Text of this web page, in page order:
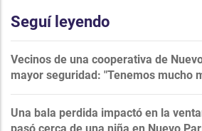
Seguí leyendo
Vecinos de una cooperativa de
mayor seguridad: "Tenemos mucho
Una bala perdida impactó en la